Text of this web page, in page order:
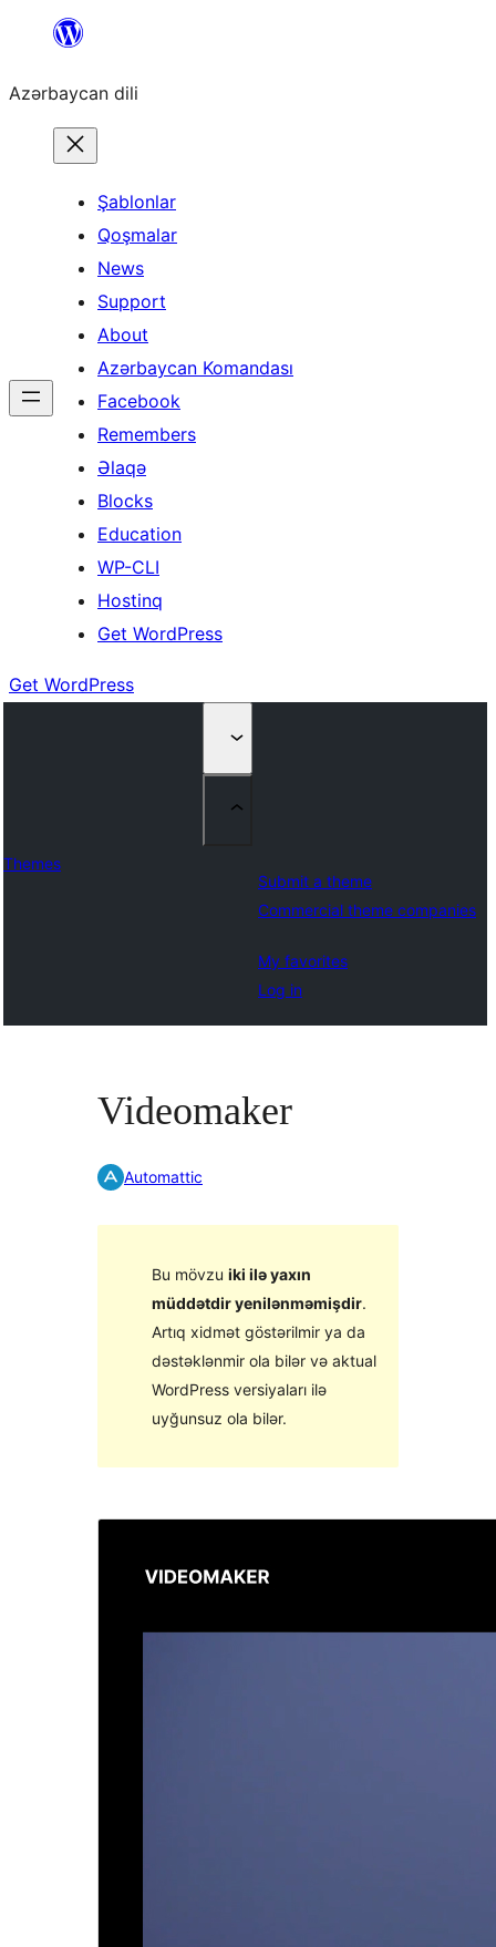
content
Azərbaycan dili
Şablonlar
Qoşmalar
News
Support
About
Azərbaycan Komandası
Facebook
Remembers
Əlaqə
Blocks
Education
WP-CLI
Hostinq
Get WordPress
Get WordPress
Themes
Submit a theme
Commercial theme companies
My favorites
Log in
Videomaker
Automattic
Bu mövzu iki ilə yaxın
müddətdir yenilənməmişdir.
Artıq xidmət göstərilmir ya da
dəstəklənmir ola bilər və aktual
WordPress versiyaları ilə
uyğunsuz ola bilər.